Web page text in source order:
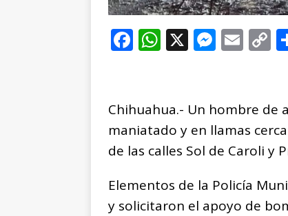
F
e
b
o
k
W
s
A
p
X M
e
n
g
r
E
l
C
y
Li
n
Chihuahua.- Un hombre de
maniatado y en llamas
de las calles Sol de Caroli y
Elementos de la Policía
y solicitaron el apoyo de